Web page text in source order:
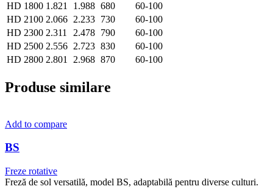
HD 1800 1.821 1.988 680
60-100
HD 2100 2.066 2.233 730
60-100
HD 2300 2.311 2.478 790
60-100
HD 2500 2.556 2.723 830
60-100
HD 2800 2.801 2.968 870 60-100
Produse similare
Add to compare
BS
Freze rotative
Freză de sol versatilă, model BS, adaptabilă pentru diverse culturi.